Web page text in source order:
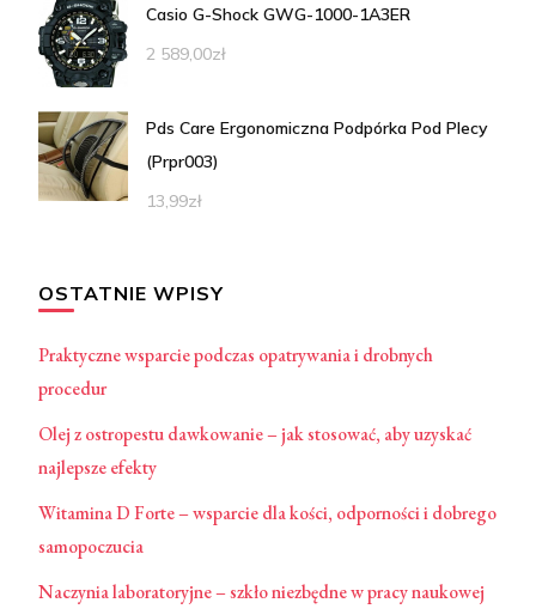
Casio G-Shock GWG-1000-1A3ER
2 589,00zł
Pds Care Ergonomiczna Podpórka Pod Plecy
(Prpr003)
13,99zł
OSTATNIE WPISY
Praktyczne wsparcie podczas opatrywania i drobnych
procedur
Olej z ostropestu dawkowanie – jak stosować, aby uzyskać
najlepsze efekty
Witamina D Forte – wsparcie dla kości, odporności i dobrego
samopoczucia
Naczynia laboratoryjne – szkło niezbędne w pracy naukowej